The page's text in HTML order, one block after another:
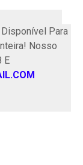
Para
Nosso
E